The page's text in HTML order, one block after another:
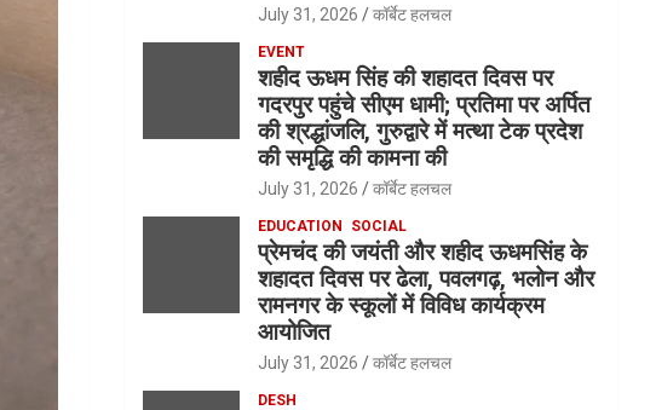
July 31, 2026 कॉर्बेट हलचल
EVENT
शहीद ऊधम सिंह की शहादत दिवस पर
गदरपुर पहुंचे सीएम धामी; प्रतिमा पर अर्पित
की श्रद्धांजलि, गुरुद्वारे में मत्था टेक प्रदेश
की समृद्धि की कामना की
July 31, 2026 कॉर्बेट हलचल
EDUCATION SOCIAL
प्रेमचंद की जयंती और शहीद ऊधमसिंह के
शहादत दिवस पर ढेला, पवलगढ़, भलोन और
रामनगर के स्कूलों में विविध कार्यक्रम
आयोजित
July 31, 2026 कॉर्बेट हलचल
DESH